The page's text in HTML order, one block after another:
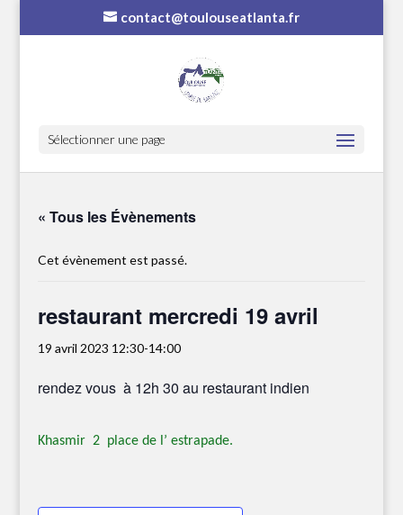
contact@toulouseatlanta.fr
Sélectionner une page
« Tous les Évènements
Cet évènement est passé.
restaurant mercredi 19 avril
19 avril 2023 12:30-14:00
rendez vous à 12h 30 au restaurant indien
Khasmir 2 place de l’ estrapade.